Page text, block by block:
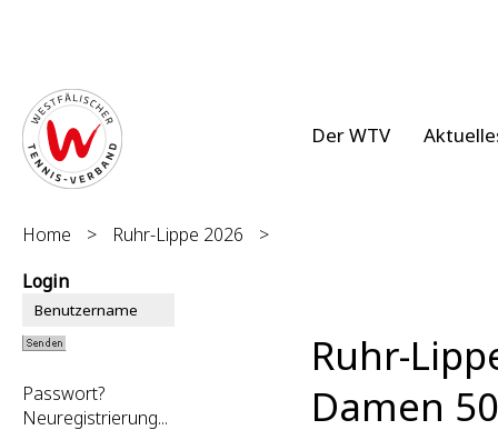
Der WTV
Home > Ruhr-Lippe 2026
>
Login
Passwort?
Neuregistrierung...
Ruhr-
Damen